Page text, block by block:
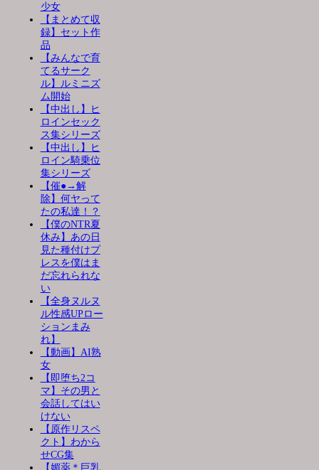
少女
【まとめて収
録】セット作
品
【みんなで育
てるサーク
ル】ルミニズ
ム開始
【中出し】ヒ
ロインセック
ス集シリーズ
【中出し】ヒ
ロイン騎乗位
集シリーズ
【催●→解
除】何ヤって
たの私達！？
【僕のNTR夏
休み】あの日
見た種付けプ
レスを僕はま
だ忘れられな
い
【全身ヌルヌ
ル性感UPロー
ションまみ
れ】
【動画】AI熟
女
【即堕ち2コ
マ】その男と
会話してはい
けない
【原作リスペ
クト】わから
せCG集
【媚薬＊巨乳